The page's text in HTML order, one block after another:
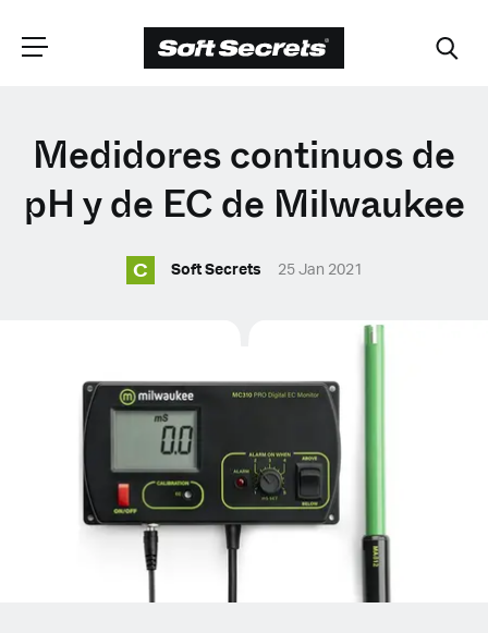
ELIGE TU
UBICACIÓN
English (United States)
Spanish (Spain)
Spanish (Latin America)
Medidores continuos de
pH y de EC de Milwaukee
C Soft Secrets 25 Jan 2021